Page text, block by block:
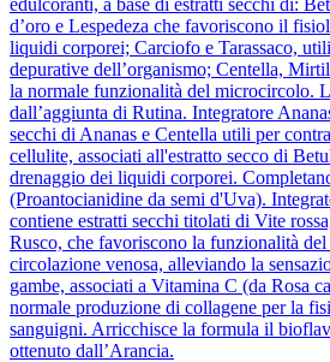
d’oro e Lespedeza che favoriscono il
liquidi corporei; Carciofo e Tarassaco,
depurative dell’organismo; Centella,
la normale funzionalità del microcircolo.
dall’aggiunta di Rutina. Integratore
secchi di Ananas e Centella utili per
cellulite, associati all'estratto secco di
drenaggio dei liquidi corporei.
(Proantocianidine da semi d'Uva).
contiene estratti secchi titolati di Vite
Rusco, che favoriscono la funzionalità
circolazione venosa, alleviando la
gambe, associati a Vitamina C (da Rosa
normale produzione di collagene per la
sanguigni. Arricchisce la formula il
ottenuto dall’Arancia.